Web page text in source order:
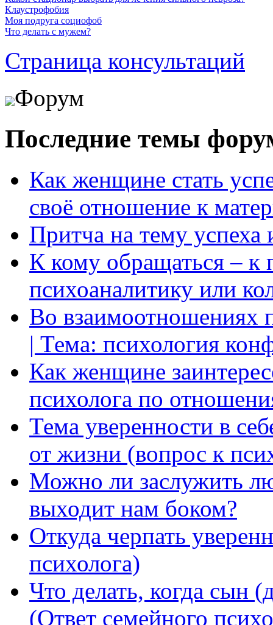
Клаустрофобия
Моя подруга социофоб
Что делать с мужем?
Страница консультаций
Форум
Последние темы
Как женщине стать
своё отношение к
Притча на тему успеха
К кому обращаться – к
психоаналитику или
Во взаимоотношениях
| Тема: психология
Как женщине
психолога по
Тема уверенности в
от жизни (вопрос к
Можно ли заслужить
выходит нам боком?
Откуда черпать
психолога)
Что делать, когда сын
(Ответ семейного